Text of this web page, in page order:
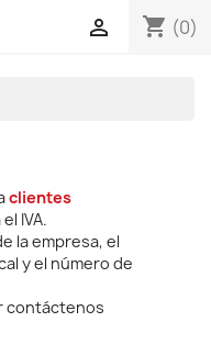
shopping_cart (0)

clientes
IVA.
la empresa, el
y el número de
contáctenos